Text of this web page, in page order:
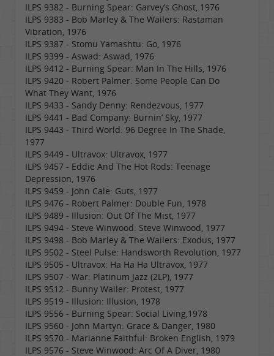
ILPS 9382 - Burning Spear: Garvey’s Ghost, 1976
ILPS 9383 - Bob Marley & The Wailers: Rastaman
Vibration, 1976
ILPS 9387 - Stomu Yamashtu: Go, 1976
ILPS 9399 - Aswad: Aswad, 1976
ILPS 9412 - Burning Spear: Man In The Hills, 1976
ILPS 9420 - Robert Palmer: Some People Can Do
What They Want, 1976
ILPS 9433 - Sandy Denny: Rendezvous, 1977
ILPS 9441 - Bad Company: Burnin’ Sky, 1977
ILPS 9443 - Third World: 96 Degree In The Shade,
1977
ILPS 9449 - Ultravox: Ultravox, 1977
ILPS 9457 - Eddie And The Hot Rods: Teenage
Depression, 1976
ILPS 9459 - John Cale: Guts, 1977
ILPS 9476 - Robert Palmer: Double Fun, 1978
ILPS 9489 - Illusion: Out Of The Mist, 1977
ILPS 9494 - Steve Winwood: Steve Winwood, 1977
ILPS 9498 - Bob Marley & The Wailers: Exodus, 1977
ILPS 9502 - Steel Pulse: Handsworth Revolution, 1977
ILPS 9505 - Ultravox: Ha Ha Ha Ultravox, 1977
ILPS 9507 - War: Platinum Jazz (2LP), 1977
ILPS 9512 - Bunny Wailer: Protest, 1977
ILPS 9519 - Illusion: Illusion, 1978
ILPS 9556 - Burning Spear: Social Living,1978
ILPS 9560 - John Martyn: Grace & Danger, 1980
ILPS 9570 - Marianne Faithful: Broken English, 1979
ILPS 9576 - Steve Winwood: Arc Of A Diver, 1980